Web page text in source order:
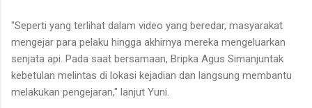
"Seperti yang terlihat dalam video yang beredar, masyarakat
mengejar para pelaku hingga akhirnya mereka mengeluarkan
senjata api. Pada saat bersamaan, Bripka Agus Simanjuntak
kebetulan melintas di lokasi kejadian dan langsung membantu
melakukan pengejaran," lanjut Yuni.